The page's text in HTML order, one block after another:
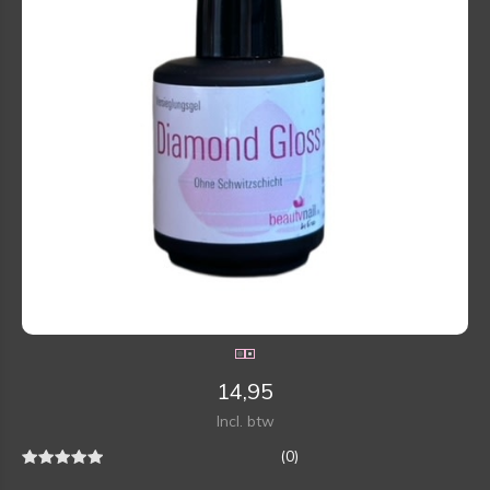
14,95
Incl. btw
(0)